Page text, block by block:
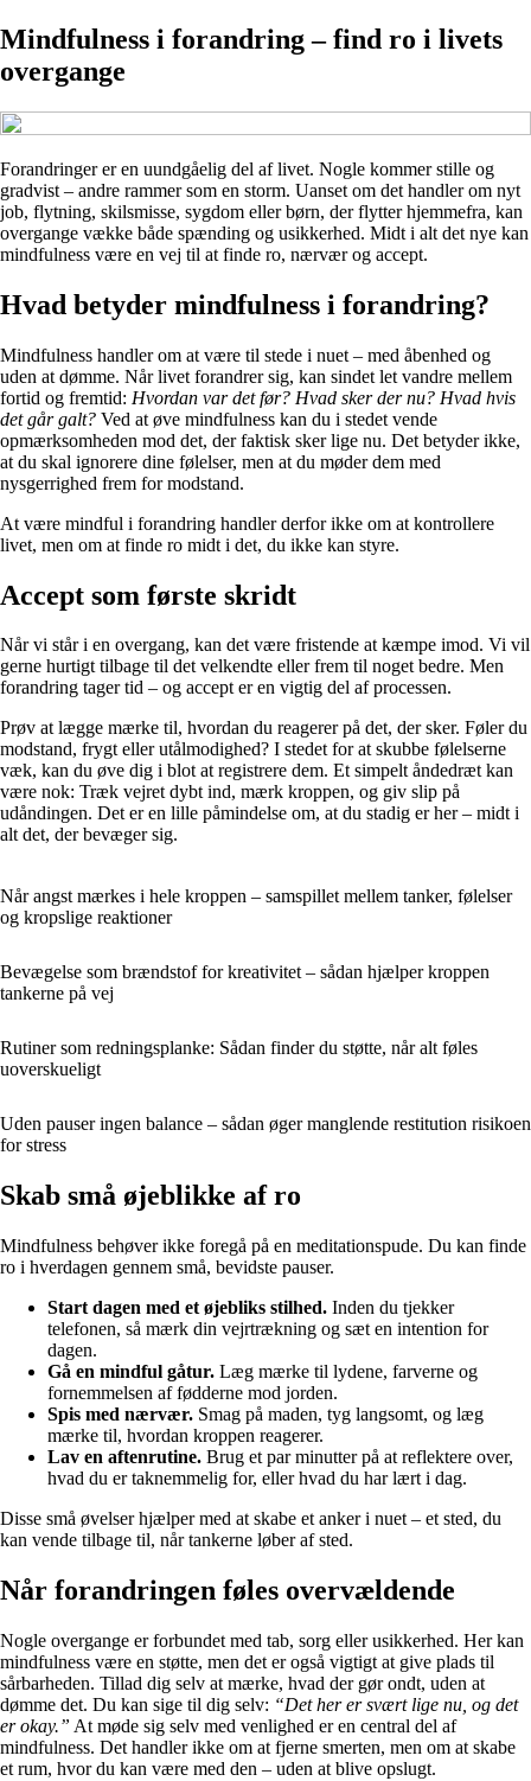
Mindfulness i forandring – find ro i livets
overgange
Forandringer er en uundgåelig del af livet. Nogle kommer stille og
gradvist – andre rammer som en storm. Uanset om det handler om nyt
job, flytning, skilsmisse, sygdom eller børn, der flytter hjemmefra, kan
overgange vække både spænding og usikkerhed. Midt i alt det nye kan
mindfulness være en vej til at finde ro, nærvær og accept.
Hvad betyder mindfulness i forandring?
Mindfulness handler om at være til stede i nuet – med åbenhed og
uden at dømme. Når livet forandrer sig, kan sindet let vandre mellem
fortid og fremtid: Hvordan var det før? Hvad sker der nu? Hvad hvis
det går galt? Ved at øve mindfulness kan du i stedet vende
opmærksomheden mod det, der faktisk sker lige nu. Det betyder ikke,
at du skal ignorere dine følelser, men at du møder dem med
nysgerrighed frem for modstand.
At være mindful i forandring handler derfor ikke om at kontrollere
livet, men om at finde ro midt i det, du ikke kan styre.
Accept som første skridt
Når vi står i en overgang, kan det være fristende at kæmpe imod. Vi vil
gerne hurtigt tilbage til det velkendte eller frem til noget bedre. Men
forandring tager tid – og accept er en vigtig del af processen.
Prøv at lægge mærke til, hvordan du reagerer på det, der sker. Føler du
modstand, frygt eller utålmodighed? I stedet for at skubbe følelserne
væk, kan du øve dig i blot at registrere dem. Et simpelt åndedræt kan
være nok: Træk vejret dybt ind, mærk kroppen, og giv slip på
udåndingen. Det er en lille påmindelse om, at du stadig er her – midt i
alt det, der bevæger sig.
Når angst mærkes i hele kroppen – samspillet mellem tanker, følelser
og kropslige reaktioner
Bevægelse som brændstof for kreativitet – sådan hjælper kroppen
tankerne på vej
Rutiner som redningsplanke: Sådan finder du støtte, når alt føles
uoverskueligt
Uden pauser ingen balance – sådan øger manglende restitution risikoen
for stress
Skab små øjeblikke af ro
Mindfulness behøver ikke foregå på en meditationspude. Du kan finde
ro i hverdagen gennem små, bevidste pauser.
Start dagen med et øjebliks stilhed. Inden du tjekker
telefonen, så mærk din vejrtrækning og sæt en intention for
dagen.
Gå en mindful gåtur. Læg mærke til lydene, farverne og
fornemmelsen af fødderne mod jorden.
Spis med nærvær. Smag på maden, tyg langsomt, og læg
mærke til, hvordan kroppen reagerer.
Lav en aftenrutine. Brug et par minutter på at reflektere over,
hvad du er taknemmelig for, eller hvad du har lært i dag.
Disse små øvelser hjælper med at skabe et anker i nuet – et sted, du
kan vende tilbage til, når tankerne løber af sted.
Når forandringen føles overvældende
Nogle overgange er forbundet med tab, sorg eller usikkerhed. Her kan
mindfulness være en støtte, men det er også vigtigt at give plads til
sårbarheden. Tillad dig selv at mærke, hvad der gør ondt, uden at
dømme det. Du kan sige til dig selv: “Det her er svært lige nu, og det
er okay.” At møde sig selv med venlighed er en central del af
mindfulness. Det handler ikke om at fjerne smerten, men om at skabe
et rum, hvor du kan være med den – uden at blive opslugt.